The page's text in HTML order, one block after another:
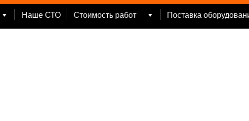
Open
Наше СТО Стоимость работ
Open
Поставка